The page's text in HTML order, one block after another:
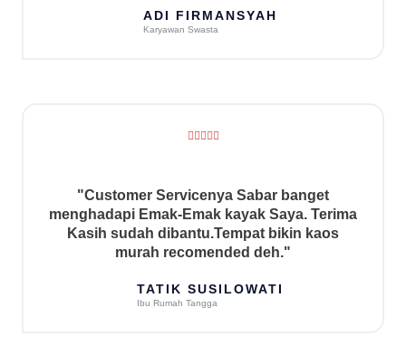
u
t
ADI FIRMANSYAH
Karyawan Swasta
R
e
d
5
o
t
"Customer Servicenya Sabar banget
menghadapi Emak-Emak kayak Saya. Terima
Kasih sudah dibantu.Tempat bikin kaos
murah recomended deh."
TATIK SUSILOWATI
Ibu Rumah Tangga